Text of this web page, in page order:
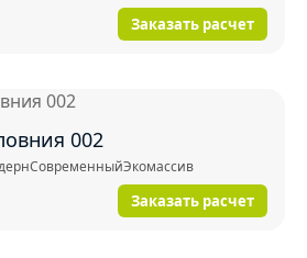
Заказать расчет
002
СовременныйЭкомассив
Заказать расчет